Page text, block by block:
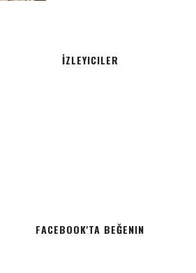
İZLEYICILER
FACEBOOK'TA BEĞENIN